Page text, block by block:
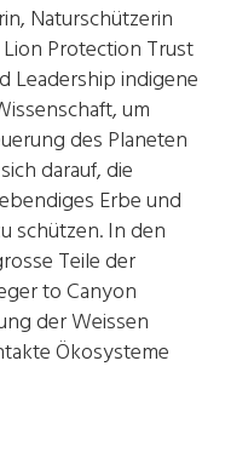
Naturschützerin
Protection Trust
Leadership indigene
um
des Planeten
darauf, die
Erbe und
schützen. In den
Teile der
to Canyon
der Weissen
Ökosysteme